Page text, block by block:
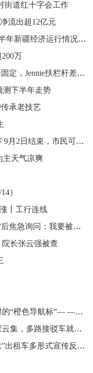
街道红十字会工作
流出超12亿元
生产增长 拉动有力 物价趋稳——上半年新疆经济运行情况扫描
万
BLACKPINK演唱会升降舞台栏杆未固定，Jennie扶栏杆差点摔下去
测下半年走势
承老技艺
乌鲁木齐市水磨沟区群众足球赛开赛 9月2日结束，市民可免费观赛
主天气凉爽
）
丨工行连线
男子吃菌产生驾车撞人幻觉，“自首”后焦急询问：我要被关几天？
长张云强被查
【弘扬社会主义核心价值观】抢险时的“橙色导航标”— —记乔尔玛养护站站长吐尔逊江·吐拉洪
采用国际顶级声光电设备，特色商家云集，多路接驳车就位 乌鲁木齐迷笛音乐节服务信息密集发布
【反诈小课堂】150辆搭载“反诈元素”出租车多形式宣传反诈常识 乌鲁木齐市首批反诈宣传出租车发车